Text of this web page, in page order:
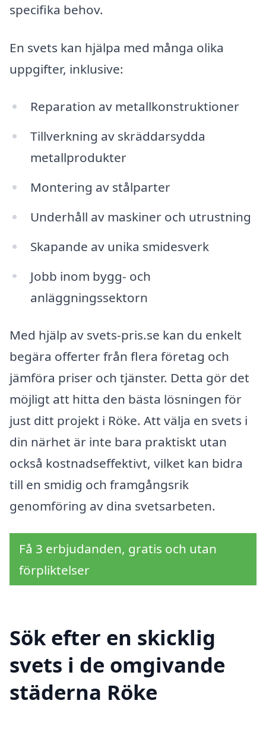
specifika behov.
En svets kan hjälpa med många olika
uppgifter, inklusive:
Reparation av metallkonstruktioner
Tillverkning av skräddarsydda
metallprodukter
Montering av stålparter
Underhåll av maskiner och utrustning
Skapande av unika smidesverk
Jobb inom bygg- och
anläggningssektorn
Med hjälp av svets-pris.se kan du enkelt
begära offerter från flera företag och
jämföra priser och tjänster. Detta gör det
möjligt att hitta den bästa lösningen för
just ditt projekt i Röke. Att välja en svets i
din närhet är inte bara praktiskt utan
också kostnadseffektivt, vilket kan bidra
till en smidig och framgångsrik
genomföring av dina svetsarbeten.
Få 3 erbjudanden, gratis och utan
förpliktelser
Sök efter en skicklig
svets i de omgivande
städerna Röke